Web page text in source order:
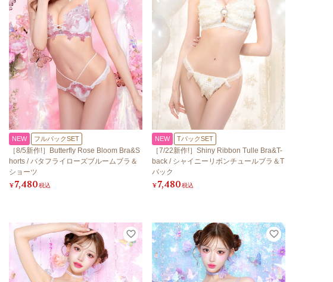
NEW フルバックSET
［8/5新作!］Butterfly Rose Bloom Bra&S
horts / バタフライローズブルームブラ＆
ショーツ
¥7,480税込
NEW TバックSET
［7/22新作!］Shiny Ribbon Tulle Bra&T-
back / シャイニーリボンチュールブラ＆T
バック
¥7,480税込